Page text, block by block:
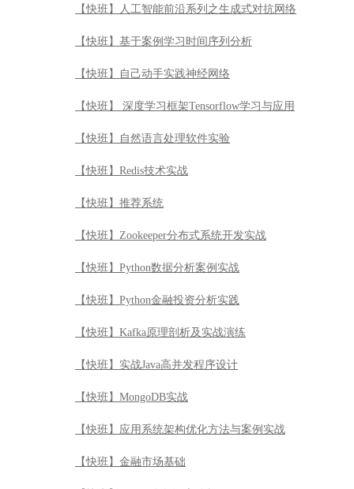
【快班】人工智能前沿系列之生成式对抗网络
【快班】基于案例学习时间序列分析
【快班】自己动手实践神经网络
【快班】 深度学习框架Tensorflow学习与应用
【快班】自然语言处理软件实验
【快班】Redis技术实战
【快班】推荐系统
【快班】Zookeeper分布式系统开发实战
【快班】Python数据分析案例实战
【快班】Python金融投资分析实践
【快班】Kafka原理剖析及实战演练
【快班】实战Java高并发程序设计
【快班】MongoDB实战
【快班】应用系统架构优化方法与案例实战
【快班】金融市场基础